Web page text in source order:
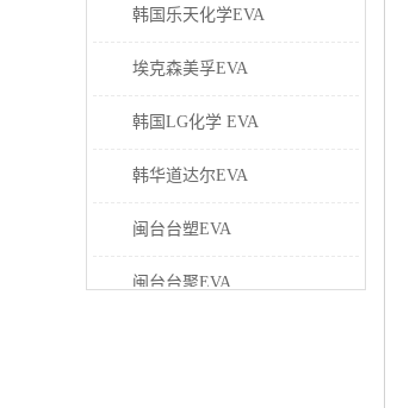
韩国乐天化学EVA
埃克森美孚EVA
韩国LG化学 EVA
韩华道达尔EVA
闽台台塑EVA
闽台台聚EVA